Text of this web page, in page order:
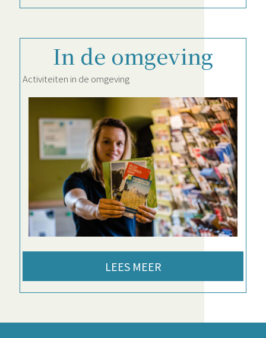
In de omgeving
Activiteiten in de omgeving
LEES MEER